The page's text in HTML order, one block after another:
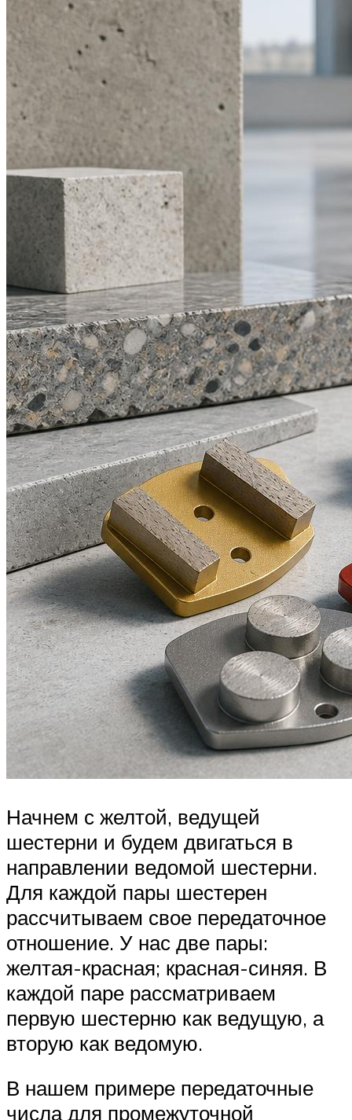
Начнем с желтой, ведущей
шестерни и будем двигаться в
направлении ведомой шестерни.
Для каждой пары шестерен
рассчитываем свое передаточное
отношение. У нас две пары:
желтая-красная; красная-синяя. В
каждой паре рассматриваем
первую шестерню как ведущую, а
вторую как ведомую.
В нашем примере передаточные
числа для промежуточной